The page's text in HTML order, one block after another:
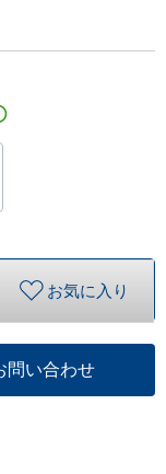
お気に入り
問い合わせ